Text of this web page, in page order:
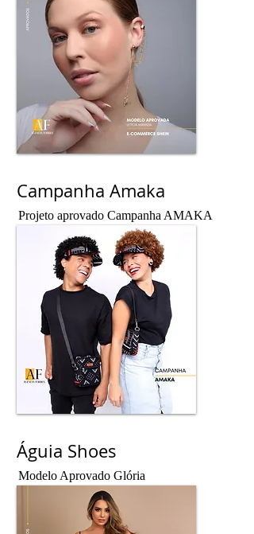
Campanha Amaka
Projeto aprovado Campanha AMAKA
Águia Shoes
Modelo Aprovado Glória